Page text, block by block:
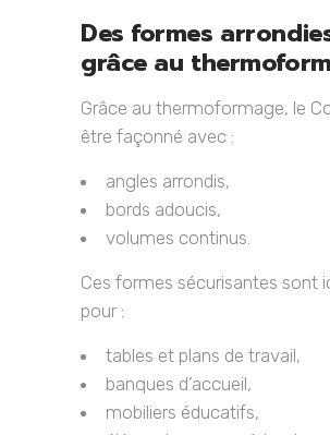
Des formes
grâce au
Grâce au thermoformage, le
être façonné avec :
angles arrondis,
bords adoucis,
volumes continus.
Ces formes sécurisantes sont
pour :
tables et plans de travail,
banques d’accueil,
mobiliers éducatifs,